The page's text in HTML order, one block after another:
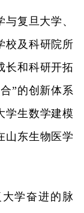
复旦大学、
校及科研院所
长和科研开拓
”的创新体系
学生数学建模
山东生物医学
学奋进的脉